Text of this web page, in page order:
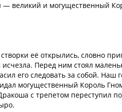
великий и могущественный
её открылись, словно
Перед ним стоял
его следовать за собой. Наш
могущественный Король
с трепетом переступил